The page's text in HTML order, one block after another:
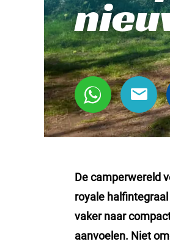
De camperwereld
royale
vaker naar
aanvoelen. Niet